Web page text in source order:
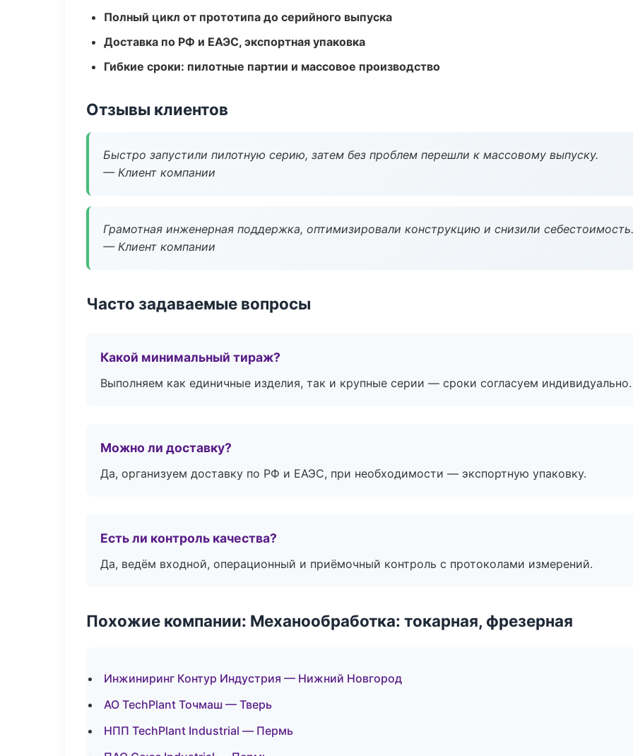
Полный цикл от прототипа до серийного выпуска
Доставка по РФ и ЕАЭС, экспортная упаковка
Гибкие сроки: пилотные партии и массовое производство
Отзывы клиентов
Быстро запустили пилотную серию, затем без проблем перешли к массовому выпуску.
— Клиент компании
Грамотная инженерная поддержка, оптимизировали конструкцию и снизили себестоимость.
— Клиент компании
Часто задаваемые вопросы
Какой минимальный тираж?
Выполняем как единичные изделия, так и крупные серии — сроки согласуем индивидуально.
Можно ли доставку?
Да, организуем доставку по РФ и ЕАЭС, при необходимости — экспортную упаковку.
Есть ли контроль качества?
Да, ведём входной, операционный и приёмочный контроль с протоколами измерений.
Похожие компании: Механообработка: токарная, фрезерная
Инжиниринг Контур Индустрия — Нижний Новгород
АО TechPlant Точмаш — Тверь
НПП TechPlant Industrial — Пермь